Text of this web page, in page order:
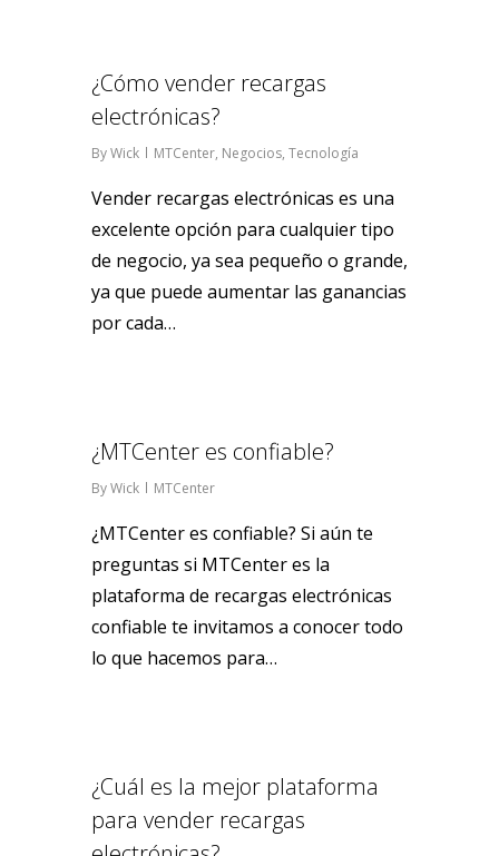
¿Cómo vender recargas
electrónicas?
ByWick MTCenter, Negocios, Tecnología
Vender recargas electrónicas es una
excelente opción para cualquier tipo
de negocio, ya sea pequeño o grande,
ya que puede aumentar las ganancias
por cada…
¿MTCenter es confiable?
ByWick MTCenter
¿MTCenter es confiable? Si aún te
preguntas si MTCenter es la
plataforma de recargas electrónicas
confiable te invitamos a conocer todo
lo que hacemos para…
¿Cuál es la mejor plataforma
para vender recargas